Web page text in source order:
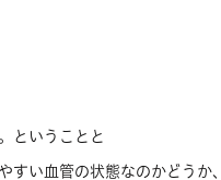
ということと
い血管の状態なのかどうか、